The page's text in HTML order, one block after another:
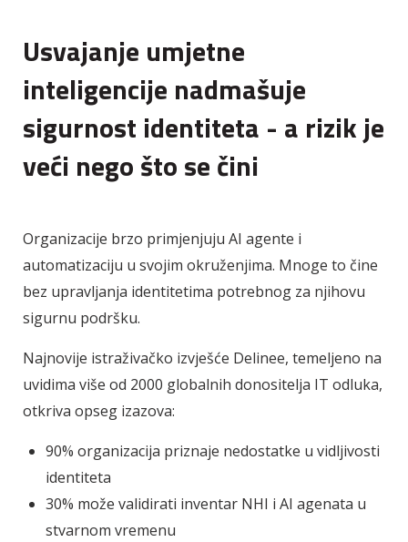
Usvajanje umjetne
inteligencije nadmašuje
sigurnost identiteta - a rizik je
veći nego što se čini
Organizacije brzo primjenjuju AI agente i
automatizaciju u svojim okruženjima. Mnoge to čine
bez upravljanja identitetima potrebnog za njihovu
sigurnu podršku.
Najnovije istraživačko izvješće Delinee, temeljeno na
uvidima više od 2000 globalnih donositelja IT odluka,
otkriva opseg izazova:
90% organizacija priznaje nedostatke u vidljivosti
identiteta
30% može validirati inventar NHI i AI agenata u
stvarnom vremenu